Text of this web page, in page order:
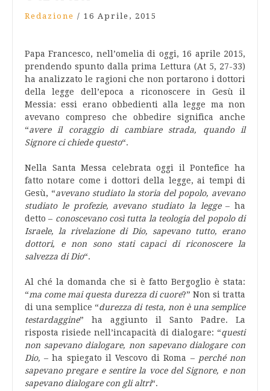
Redazione / 16 Aprile, 2015
Papa Francesco, nell’omelia di oggi, 16 aprile 2015,
prendendo spunto dalla prima Lettura (At 5, 27-33)
ha analizzato le ragioni che non portarono i dottori
della legge dell’epoca a riconoscere in Gesù il
Messia: essi erano obbedienti alla legge ma non
avevano compreso che obbedire significa anche
“avere il coraggio di cambiare strada, quando il
Signore ci chiede questo“.
Nella Santa Messa celebrata oggi il Pontefice ha
fatto notare come i dottori della legge, ai tempi di
Gesù, “avevano studiato la storia del popolo, avevano
studiato le profezie, avevano studiato la legge– ha
detto – conoscevano così tutta la teologia del popolo di
Israele, la rivelazione di Dio, sapevano tutto, erano
dottori, e non sono stati capaci di riconoscere la
salvezza di Dio“.
Al ché la domanda che si è fatto Bergoglio è stata:
“ma come mai questa durezza di cuore?” Non si tratta
di una semplice “durezza di testa, non è una semplice
testardaggine” ha aggiunto il Santo Padre. La
risposta risiede nell’incapacità di dialogare: “questi
non sapevano dialogare, non sapevano dialogare con
Dio, – ha spiegato il Vescovo di Roma – perché non
sapevano pregare e sentire la voce del Signore, e non
sapevano dialogare con gli altri“.